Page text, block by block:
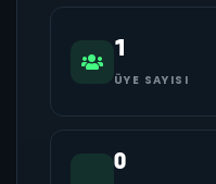
1
ÜYE SAYISI
0